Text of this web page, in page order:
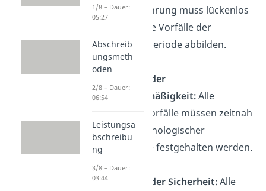
Die Buchführung muss lückenlos
sein und alle Vorfälle der
jeweiligen Periode abbilden.
Grundsatz der
Ordnungsmäßigkeit:Alle
Geschäftsvorfälle müssen zeitnah
und in chronologischer
Reihenfolge festgehalten werden.
Grundsatz der Sicherheit:Alle
1/8 – Dauer:
05:27
Abschreib
ungsmeth
oden
2/8 – Dauer:
06:54
Leistungsa
bschreibu
ng
3/8 – Dauer:
03:44